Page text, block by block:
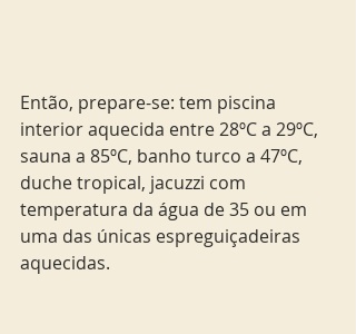
Então, prepare-se: tem piscina
interior aquecida entre 28ºC a 29ºC,
sauna a 85ºC, banho turco a 47ºC,
duche tropical, jacuzzi com
temperatura da água de 35 ou em
uma das únicas espreguiçadeiras
aquecidas.